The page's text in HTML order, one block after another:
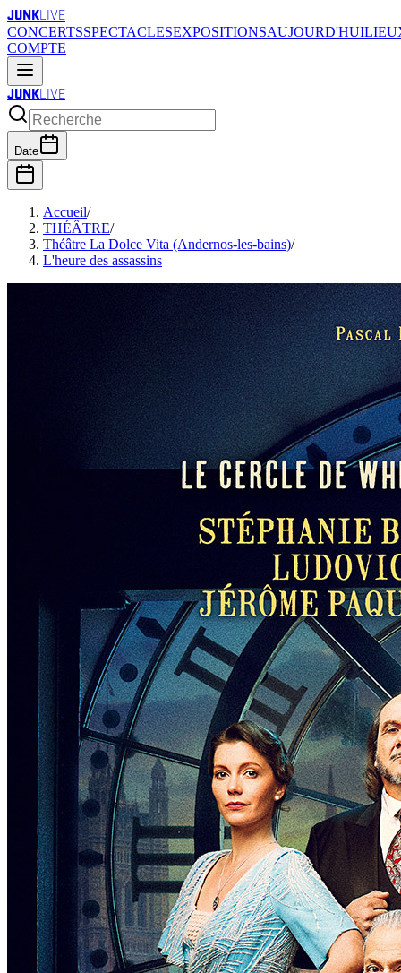
JUNKLIVE
CONCERTSSPECTACLESEXPOSITIONSAUJOURD'HUI
COMPTE
JUNKLIVE
Date
Accueil/
THÉÂTRE/
Théâtre La Dolce Vita (Andernos-les-bains)/
L'heure des assassins